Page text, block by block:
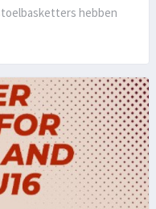
hebben